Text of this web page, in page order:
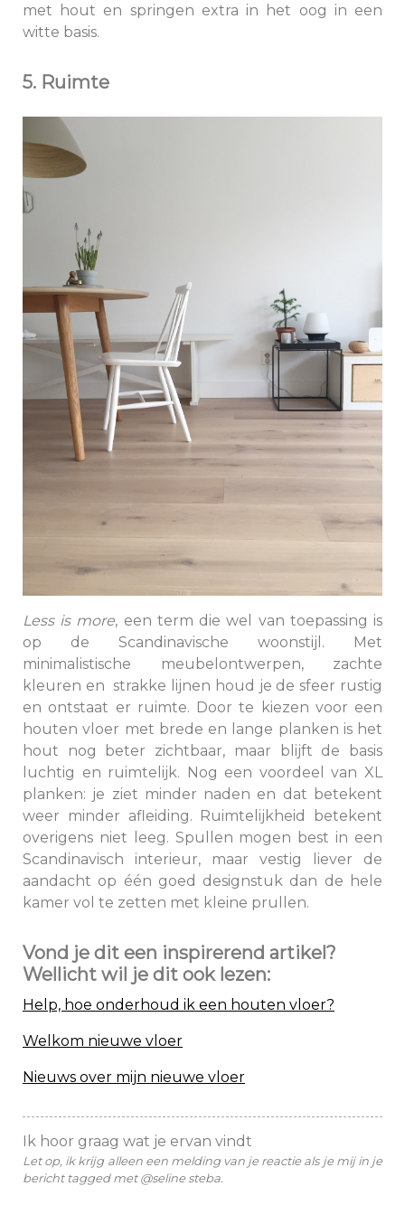
met hout en springen extra in het oog in een
witte basis.
5. Ruimte
Less is more, een term die wel van toepassing is
op de Scandinavische woonstijl. Met
minimalistische meubelontwerpen, zachte
kleuren en strakke lijnen houd je de sfeer rustig
en ontstaat er ruimte. Door te kiezen voor een
houten vloer met brede en lange planken is het
hout nog beter zichtbaar, maar blijft de basis
luchtig en ruimtelijk. Nog een voordeel van XL
planken: je ziet minder naden en dat betekent
weer minder afleiding. Ruimtelijkheid betekent
overigens niet leeg. Spullen mogen best in een
Scandinavisch interieur, maar vestig liever de
aandacht op één goed designstuk dan de hele
kamer vol te zetten met kleine prullen.
Vond je dit een inspirerend artikel?
Wellicht wil je dit ook lezen:
Help, hoe onderhoud ik een houten vloer?
Welkom nieuwe vloer
Nieuws over mijn nieuwe vloer
Ik hoor graag wat je ervan vindt
Let op, ik krijg alleen een melding van je reactie als je mij in je
bericht tagged met @seline steba.